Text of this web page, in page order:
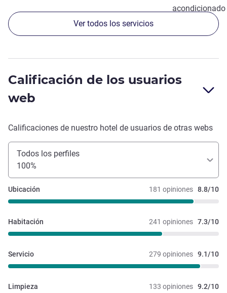
acondicionado
Ver todos los servicios
Calificación de los usuarios
web
Calificaciones de nuestro hotel de usuarios de otras webs
Todos los perfiles
100%
181 opiniones 8.8/10
Ubicación
241 opiniones 7.3/10
Habitación
279 opiniones 9.1/10
Servicio
133 opiniones 9.2/10
Limpieza